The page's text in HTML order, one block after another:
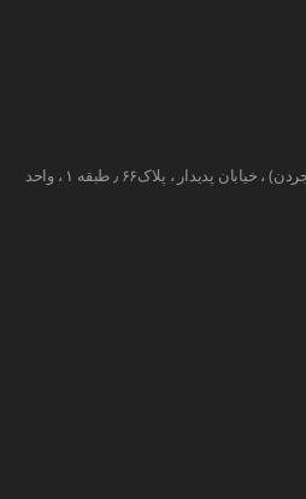
جهان کودک ، خیابان نلسون ماندلا(جردن) ، خیابان پدیدار ، پلاک۶۶ ٫ طبقه ۱ ، واحد